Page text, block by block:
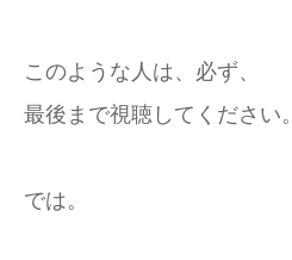
このような人は、必ず、
最後まで視聴してください。
では。